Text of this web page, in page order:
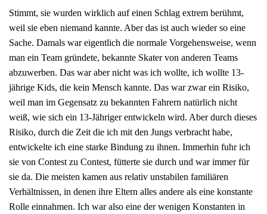
Stimmt, sie wurden wirklich auf einen Schlag extrem berühmt,
weil sie eben niemand kannte. Aber das ist auch wieder so eine
Sache. Damals war eigentlich die normale Vorgehensweise, wenn
man ein Team gründete, bekannte Skater von anderen Teams
abzuwerben. Das war aber nicht was ich wollte, ich wollte 13-
jährige Kids, die kein Mensch kannte. Das war zwar ein Risiko,
weil man im Gegensatz zu bekannten Fahrern natürlich nicht
weiß, wie sich ein 13-Jähriger entwickeln wird. Aber durch dieses
Risiko, durch die Zeit die ich mit den Jungs verbracht habe,
entwickelte ich eine starke Bindung zu ihnen. Immerhin fuhr ich
sie von Contest zu Contest, fütterte sie durch und war immer für
sie da. Die meisten kamen aus relativ unstabilen familiären
Verhältnissen, in denen ihre Eltern alles andere als eine konstante
Rolle einnahmen. Ich war also eine der wenigen Konstanten in